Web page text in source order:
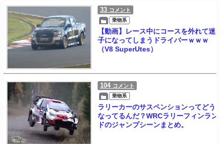
33 コメント
乗物系
【動画】レース中にコースを外れて迷
子になってしまうドライバーｗｗｗ
（V8 SuperUtes）
104 コメント
乗物系
ラリーカーのサスペンションってどう
なってるんだ？WRCラリーフィンラン
ドのジャンプシーンまとめ。